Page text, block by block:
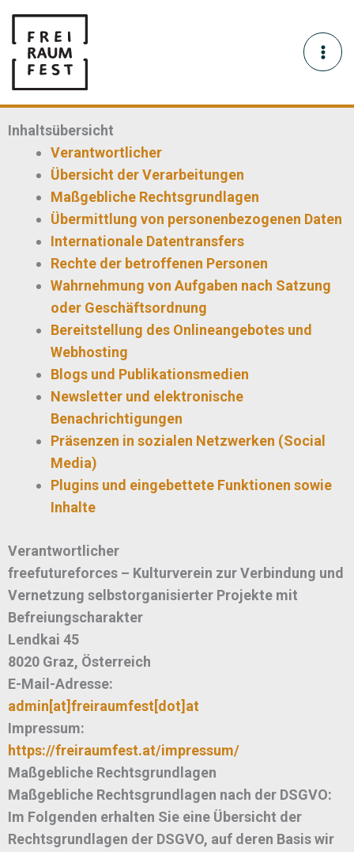
content
Inhaltsübersicht
Verantwortlicher
Übersicht der Verarbeitungen
Maßgebliche Rechtsgrundlagen
Übermittlung von personenbezogenen Daten
Internationale Datentransfers
Rechte der betroffenen Personen
Wahrnehmung von Aufgaben nach Satzung
oder Geschäftsordnung
Bereitstellung des Onlineangebotes und
Webhosting
Blogs und Publikationsmedien
Newsletter und elektronische
Benachrichtigungen
Präsenzen in sozialen Netzwerken (Social
Media)
Plugins und eingebettete Funktionen sowie
Inhalte
Verantwortlicher
freefutureforces – Kulturverein zur Verbindung und
Vernetzung selbstorganisierter Projekte mit
Befreiungscharakter
Lendkai 45
8020 Graz, Österreich
E-Mail-Adresse:
admin[at]freiraumfest[dot]at
Impressum:
https://freiraumfest.at/impressum/
Maßgebliche Rechtsgrundlagen
Maßgebliche Rechtsgrundlagen nach der DSGVO:
Im Folgenden erhalten Sie eine Übersicht der
Rechtsgrundlagen der DSGVO, auf deren Basis wir